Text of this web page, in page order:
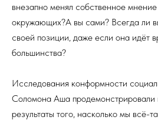
внезапно менял собственное
окружающих?А вы сами? Всегда ли
своей позиции, даже если она идёт
большинства?
Исследования конформности
Соломона Аша продемонстрировали
результаты того, насколько мы всё-